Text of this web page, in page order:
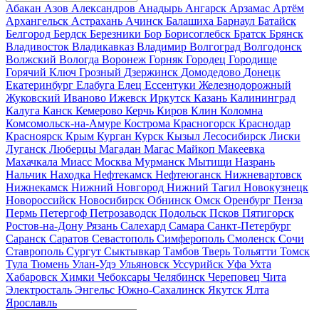
Абакан Азов Александров Анадырь Ангарск Арзамас Артём
Архангельск Астрахань Ачинск Балашиха Барнаул Батайск
Белгород Бердск Березники Бор Борисоглебск Братск Брянск
Владивосток Владикавказ Владимир Волгоград Волгодонск
Волжский Вологда Воронеж Горняк Городец Городище
Горячий Ключ Грозный Дзержинск Домодедово Донецк
Екатеринбург Елабуга Елец Ессентуки Железнодорожный
Жуковский Иваново Ижевск Иркутск Казань Калининград
Калуга Канск Кемерово Керчь Киров Клин Коломна
Комсомольск-на-Амуре Кострома Красногорск Краснодар
Красноярск Крым Курган Курск Кызыл Лесосибирск Лиски
Луганск Люберцы Магадан Магас Майкоп Макеевка
Махачкала Миасс Москва Мурманск Мытищи Назрань
Нальчик Находка Нефтекамск Нефтеюганск Нижневартовск
Нижнекамск Нижний Новгород Нижний Тагил Новокузнецк
Новороссийск Новосибирск Обнинск Омск Оренбург Пенза
Пермь Петергоф Петрозаводск Подольск Псков Пятигорск
Ростов-на-Дону Рязань Салехард Самара Санкт-Петербург
Саранск Саратов Севастополь Симферополь Смоленск Сочи
Ставрополь Сургут Сыктывкар Тамбов Тверь Тольятти Томск
Тула Тюмень Улан-Удэ Ульяновск Уссурийск Уфа Ухта
Хабаровск Химки Чебоксары Челябинск Череповец Чита
Электросталь Энгельс Южно-Сахалинск Якутск Ялта
Ярославль